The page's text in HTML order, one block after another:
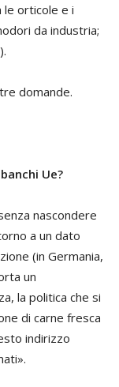
le orticole e i
da industria;
domande.
Ue?
nascondere
a un dato
(in Germania,
un
la politica che si
di carne fresca
indirizzo